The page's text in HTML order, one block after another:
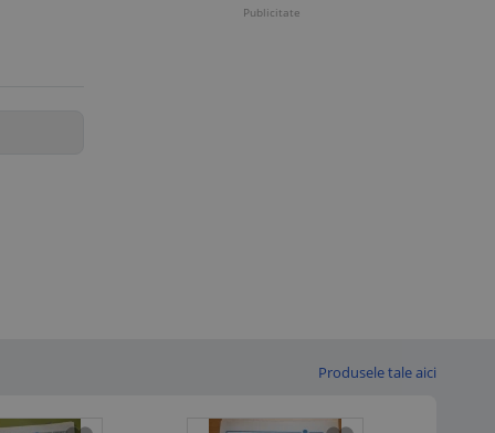
Publicitate
Produsele tale aici